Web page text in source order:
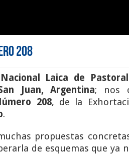
208
Laica de
Juan,Argentina; nos
208, de la
.
propuestas
de esquemas que ya